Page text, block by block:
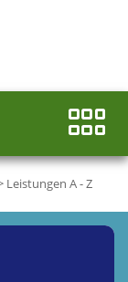
Leistungen A - Z